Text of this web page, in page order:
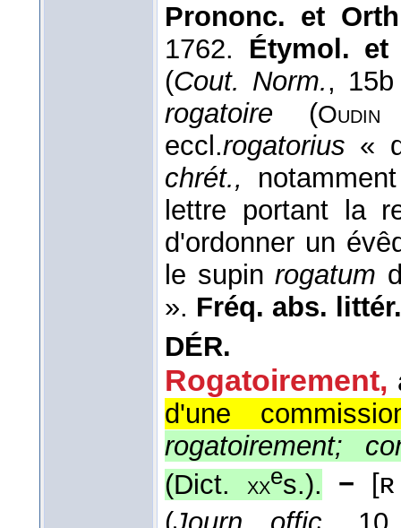
Prononc. et
1762. Étymol. et
(Cout. Norm.,
rogatoire (
eccl.rogatorius «
chrét.,
lettre portant la
d'ordonner un
le supinrogatum
». Fréq. abs.
DÉR.
Rogatoirement,
d'une
rogatoirement;
(Dict. xxes.). −